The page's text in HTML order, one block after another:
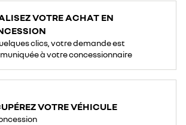
VOTRE ACHAT EN
clics, votre demande est
à votre concessionnaire
VOTRE VÉHICULE